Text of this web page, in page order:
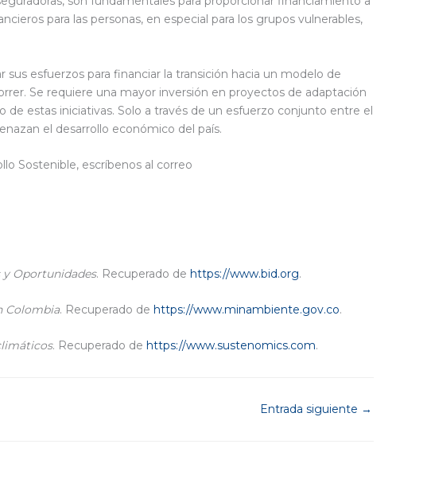
para las personas, en especial para los grupos vulnerables,
esfuerzos para financiar la transición hacia un modelo de
Se requiere una mayor inversión en proyectos de adaptación
estas iniciativas. Solo a través de un esfuerzo conjunto entre el
el desarrollo económico del país.
Sostenible, escríbenos al correo
Oportunidades. Recuperado de https://www.bid.org.
Colombia. Recuperado de https://www.minambiente.gov.co.
. Recuperado de https://www.sustenomics.com.
Entrada siguiente →